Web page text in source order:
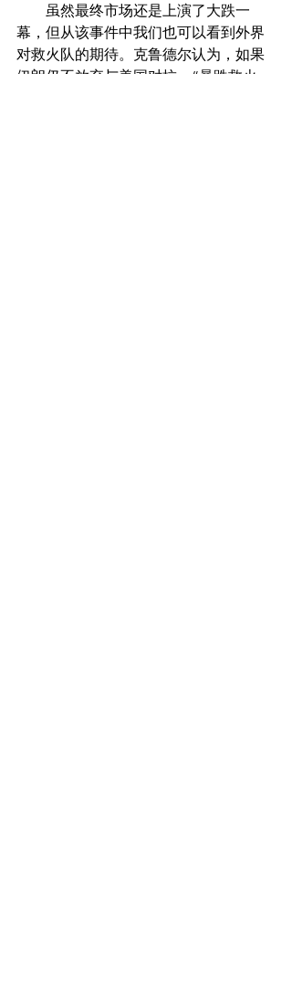
虽然最终市场还是上演了大跌一
幕，但从该事件中我们也可以看到外界
对救火队的期待。克鲁德尔认为，如果
伊朗仍不放弃与美国对抗，“暴跌救火